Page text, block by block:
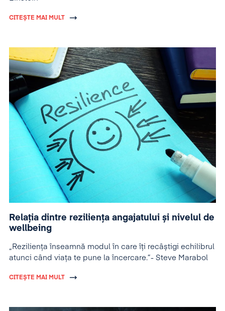
CITEȘTE MAI MULT
Relația dintre reziliența angajatului și nivelul de
wellbeing
„Reziliența înseamnă modul în care îți recâștigi echilibrul
atunci când viața te pune la încercare.”- Steve Marabol
CITEȘTE MAI MULT